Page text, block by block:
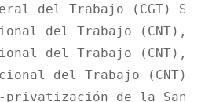
del Trabajo (CGT)
del Trabajo (CNT),
del Trabajo (CNT),
del Trabajo
privatización de la